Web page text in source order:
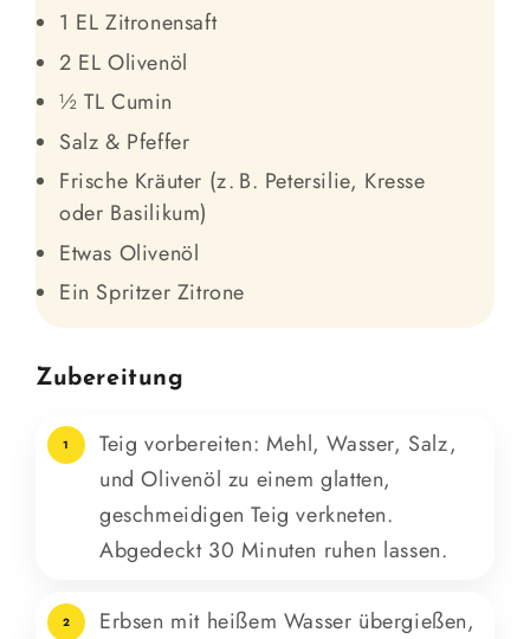
1 EL Zitronensaft
2 EL Olivenöl
½ TL Cumin
Salz & Pfeffer
Frische Kräuter (z. B. Petersilie, Kresse
oder Basilikum)
Etwas Olivenöl
Ein Spritzer Zitrone
Zubereitung
1
Teig vorbereiten: Mehl, Wasser, Salz,
und Olivenöl zu einem glatten,
geschmeidigen Teig verkneten.
Abgedeckt 30 Minuten ruhen lassen.
2
Erbsen mit heißem Wasser übergießen,